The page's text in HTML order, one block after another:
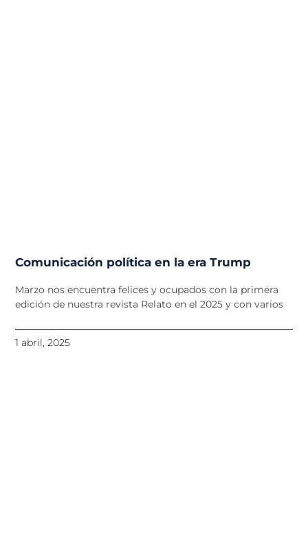
Comunicación política en la era Trump
Marzo nos encuentra felices y ocupados con la primera
edición de nuestra revista Relato en el 2025 y con varios
1 abril, 2025